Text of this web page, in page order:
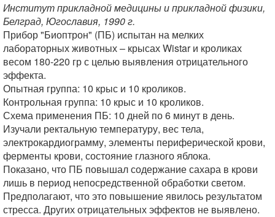
Институт прикладной медицины и прикладной физики,
Белград, Югославия, 1990 г.
Прибор "Биоптрон" (ПБ) испытан на мелких
лабораторных животных – крысах Wistar и кроликах
весом 180-220 гр с целью выявления отрицательного
эффекта.
Опытная группа: 10 крыс и 10 кроликов.
Контрольная группа: 10 крыс и 10 кроликов.
Схема применения ПБ: 10 дней по 6 минут в день.
Изучали ректальную температуру, вес тела,
электрокардиограмму, элементы периферической крови,
ферменты крови, состояние глазного яблока.
Показано, что ПБ повышал содержание сахара в крови
лишь в период непосредственной обработки светом.
Предполагают, что это повышение явилось результатом
стресса. Других отрицательных эффектов не выявлено.